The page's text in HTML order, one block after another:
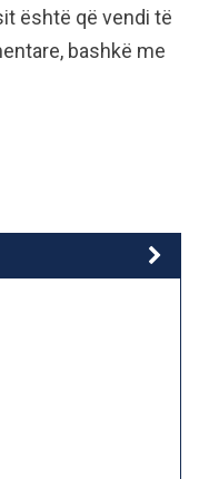
është që vendi të
bashkë me